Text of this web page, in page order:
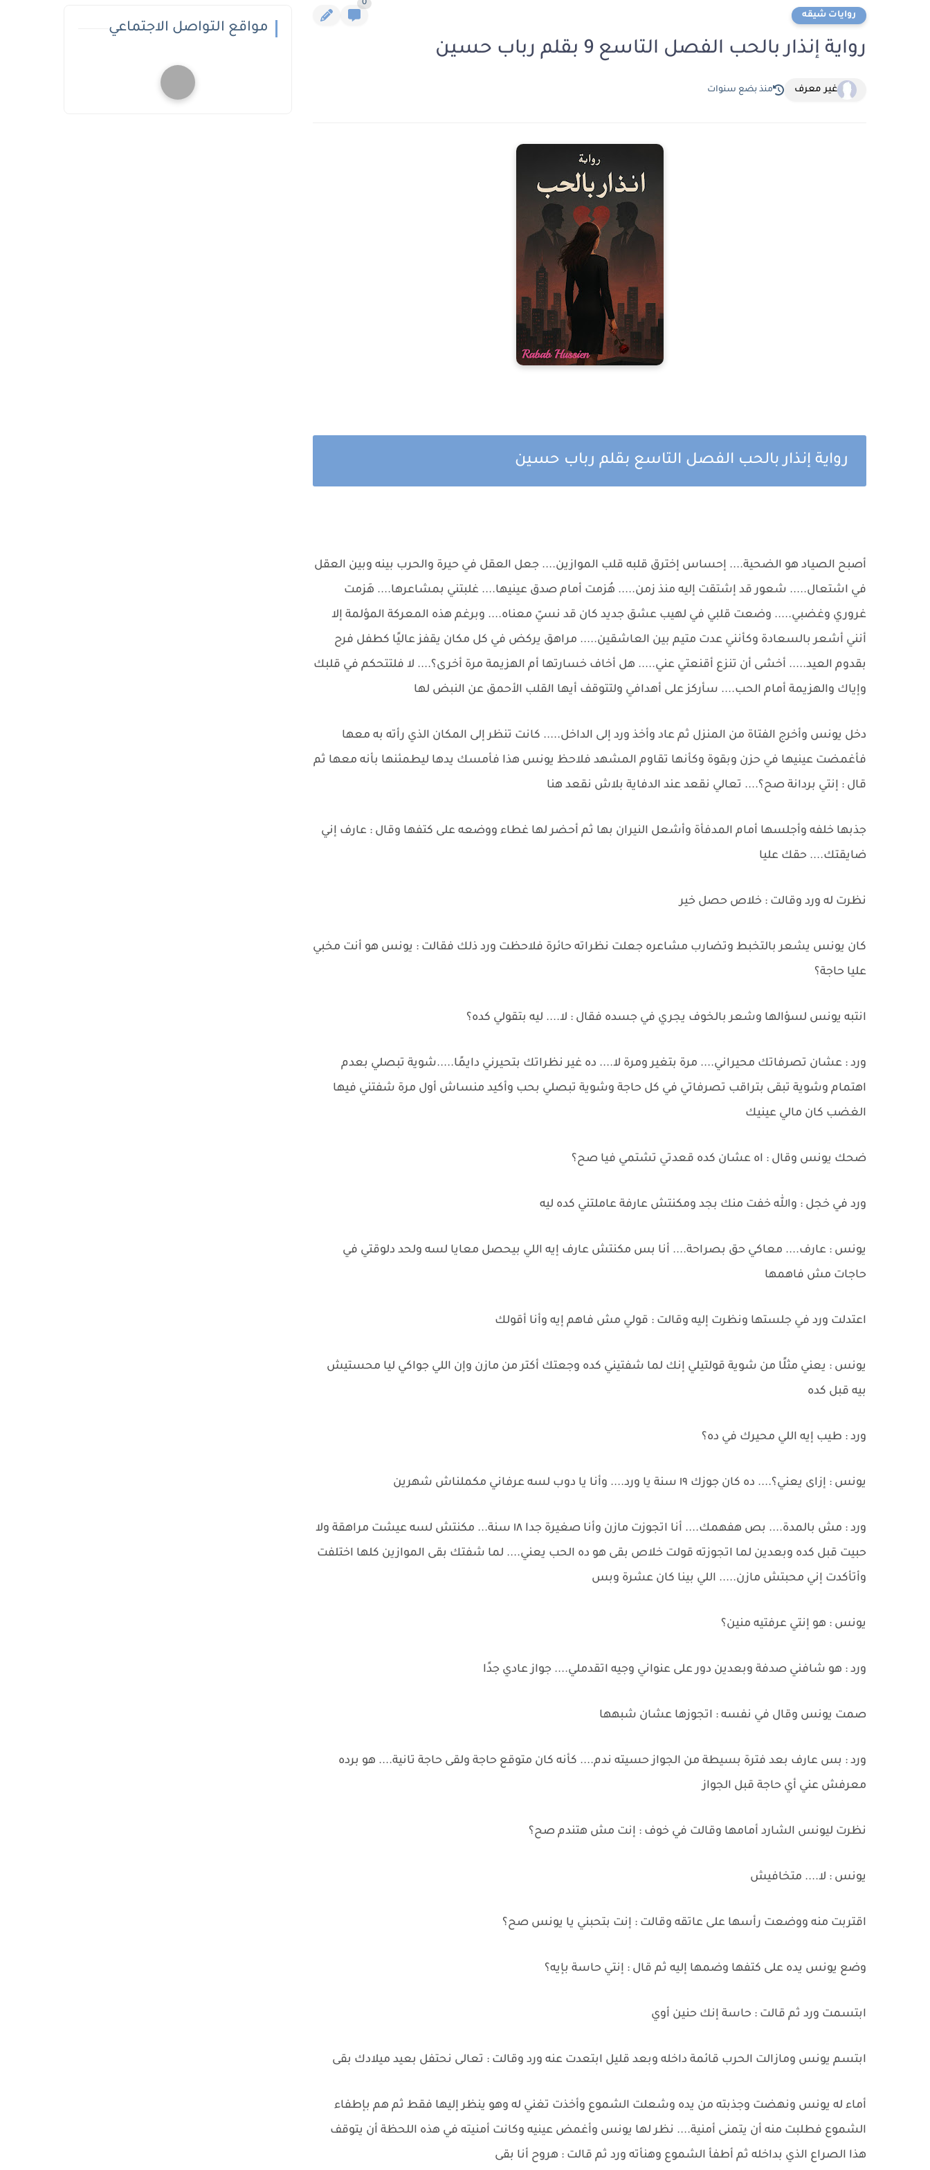
روايات شيقه
0
رواية إنذار بالحب الفصل التاسع 9 بقلم رباب حسين
غير معرف منذ بضع سنوات
رواية إنذار بالحب الفصل التاسع بقلم رباب حسين
أصبح الصياد هو الضحية.... إحساس إخترق قلبه قلب الموازين.... جعل العقل في حيرة والحرب بينه وبين العقل
في اشتعال..... شعور قد إشتقت إليه منذ زمن..... هُزمت أمام صدق عينيها.... غلبتني بمشاعرها.... هَزمت
غروري وغضبي..... وضعت قلبي في لهيب عشق جديد كان قد نسيّ معناه.... وبرغم هذه المعركة المؤلمة إلا
أنني أشعر بالسعادة وكأنني عدت متيم بين العاشقين..... مراهق يركض في كل مكان يقفز عاليًا كطفل فرح
بقدوم العيد..... أخشى أن تنزع أقنعتي عني..... هل أخاف خسارتها أم الهزيمة مرة أخرى؟.... لا فلتتحكم في قلبك
وإياك والهزيمة أمام الحب.... سأركز على أهدافي ولتتوقف أيها القلب الأحمق عن النبض لها
دخل يونس وأخرج الفتاة من المنزل ثم عاد وأخذ ورد إلى الداخل..... كانت تنظر إلى المكان الذي رأته به معها
فأغمضت عينيها في حزن وبقوة وكأنها تقاوم المشهد فلاحظ يونس هذا فأمسك يدها ليطمئنها بأنه معها ثم
قال : إنتي بردانة صح؟.... تعالي نقعد عند الدفاية بلاش نقعد هنا
جذبها خلفه وأجلسها أمام المدفأة وأشعل النيران بها ثم أحضر لها غطاء ووضعه على كتفها وقال : عارف إني
ضايقتك.... حقك عليا
نظرت له ورد وقالت : خلاص حصل خير
كان يونس يشعر بالتخبط وتضارب مشاعره جعلت نظراته حائرة فلاحظت ورد ذلك فقالت : يونس هو أنت مخبي
عليا حاجة؟
انتبه يونس لسؤالها وشعر بالخوف يجري في جسده فقال : لا.... ليه بتقولي كده؟
ورد : عشان تصرفاتك محيراني.... مرة بتغير ومرة لا.... ده غير نظراتك بتحيرني دايمًا.....شوية تبصلي بعدم
اهتمام وشوية تبقى بتراقب تصرفاتي في كل حاجة وشوية تبصلي بحب وأكيد منساش أول مرة شفتني فيها
الغضب كان مالي عينيك
ضحك يونس وقال : اه عشان كده قعدتي تشتمي فيا صح؟
ورد في خجل : والله خفت منك بجد ومكنتش عارفة عاملتني كده ليه
يونس : عارف.... معاكي حق بصراحة.... أنا بس مكنتش عارف إيه اللي بيحصل معايا لسه ولحد دلوقتي في
حاجات مش فاهمها
اعتدلت ورد في جلستها ونظرت إليه وقالت : قولي مش فاهم إيه وأنا أقولك
يونس : يعني مثلًا من شوية قولتيلي إنك لما شفتيني كده وجعتك أكتر من مازن وإن اللي جواكي ليا محستيش
بيه قبل كده
ورد : طيب إيه اللي محيرك في ده؟
يونس : إزاى يعني؟.... ده كان جوزك ١٩ سنة يا ورد.... وأنا يا دوب لسه عرفاني مكملناش شهرين
ورد : مش بالمدة.... بص هفهمك.... أنا اتجوزت مازن وأنا صغيرة جدا ١٨ سنة... مكنتش لسه عيشت مراهقة ولا
حبيت قبل كده وبعدين لما اتجوزته قولت خلاص بقى هو ده الحب يعني.... لما شفتك بقى الموازين كلها اختلفت
وأتأكدت إني محبتش مازن..... اللي بينا كان عشرة وبس
يونس : هو إنتي عرفتيه منين؟
ورد : هو شافني صدفة وبعدين دور على عنواني وجيه اتقدملي.... جواز عادي جدًا
صمت يونس وقال في نفسه : اتجوزها عشان شبهها
ورد : بس عارف بعد فترة بسيطة من الجواز حسيته ندم.... كأنه كان متوقع حاجة ولقى حاجة تانية.... هو برده
معرفش عني أي حاجة قبل الجواز
نظرت ليونس الشارد أمامها وقالت في خوف : إنت مش هتندم صح؟
يونس : لا.... متخافيش
اقتربت منه ووضعت رأسها على عاتقه وقالت : إنت بتحبني يا يونس صح؟
وضع يونس يده على كتفها وضمها إليه ثم قال : إنتي حاسة بإيه؟
ابتسمت ورد ثم قالت : حاسة إنك حنين أوي
ابتسم يونس ومازالت الحرب قائمة داخله وبعد قليل ابتعدت عنه ورد وقالت : تعالى نحتفل بعيد ميلادك بقى
أماء له يونس ونهضت وجذبته من يده وشعلت الشموع وأخذت تغني له وهو ينظر إليها فقط ثم هم بإطفاء
الشموع فطلبت منه أن يتمنى أمنية.... نظر لها يونس وأغمض عينيه وكانت أمنيته في هذه اللحظة أن يتوقف
هذا الصراع الذي بداخله ثم أطفأ الشموع وهنأته ورد ثم قالت : هروح أنا بقى
مواقع التواصل الاجتماعي